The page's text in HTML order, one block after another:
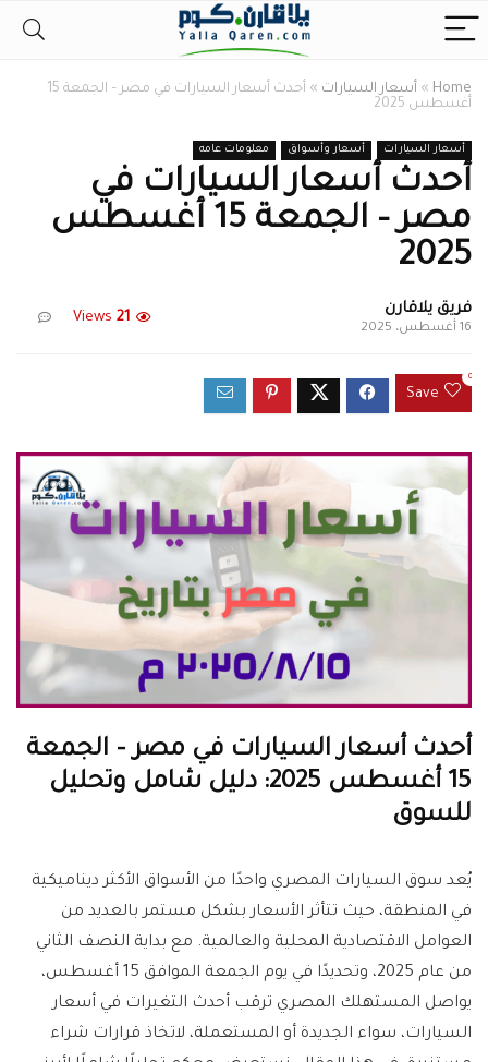
Home
» أسعار السيارات »
أحدث أسعار السيارات في مصر – الجمعة 15
أغسطس 2025
أسعار السيارات أسعار وأسواق معلومات عامه
أحدث أسعار السيارات في
مصر – الجمعة 15 أغسطس
2025
فريق يلاقارن
16 أغسطس، 2025
21
Save
0
أحدث أسعار السيارات في مصر – الجمعة
15 أغسطس 2025: دليل شامل وتحليل
للسوق
يُعد سوق السيارات المصري واحدًا من الأسواق الأكثر ديناميكية
في المنطقة، حيث تتأثر الأسعار بشكل مستمر بالعديد من
العوامل الاقتصادية المحلية والعالمية. مع بداية النصف الثاني
من عام 2025، وتحديدًا في يوم الجمعة الموافق 15 أغسطس،
يواصل المستهلك المصري ترقب أحدث التغيرات في أسعار
السيارات، سواء الجديدة أو المستعملة، لاتخاذ قرارات شراء